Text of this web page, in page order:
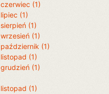
czerwiec (1)
lipiec (1)
sierpień (1)
wrzesień (1)
październik (1)
listopad (1)
grudzień (1)
listopad (1)